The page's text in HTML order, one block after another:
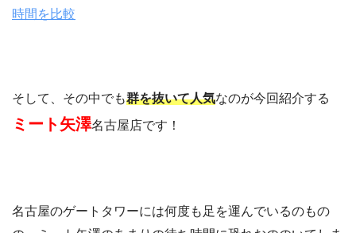
時間を比較
そして、その中でも群を抜いて人気なのが今回紹介する
ミート矢澤名古屋店です！
名古屋のゲートタワーには何度も足を運んでいるのもの